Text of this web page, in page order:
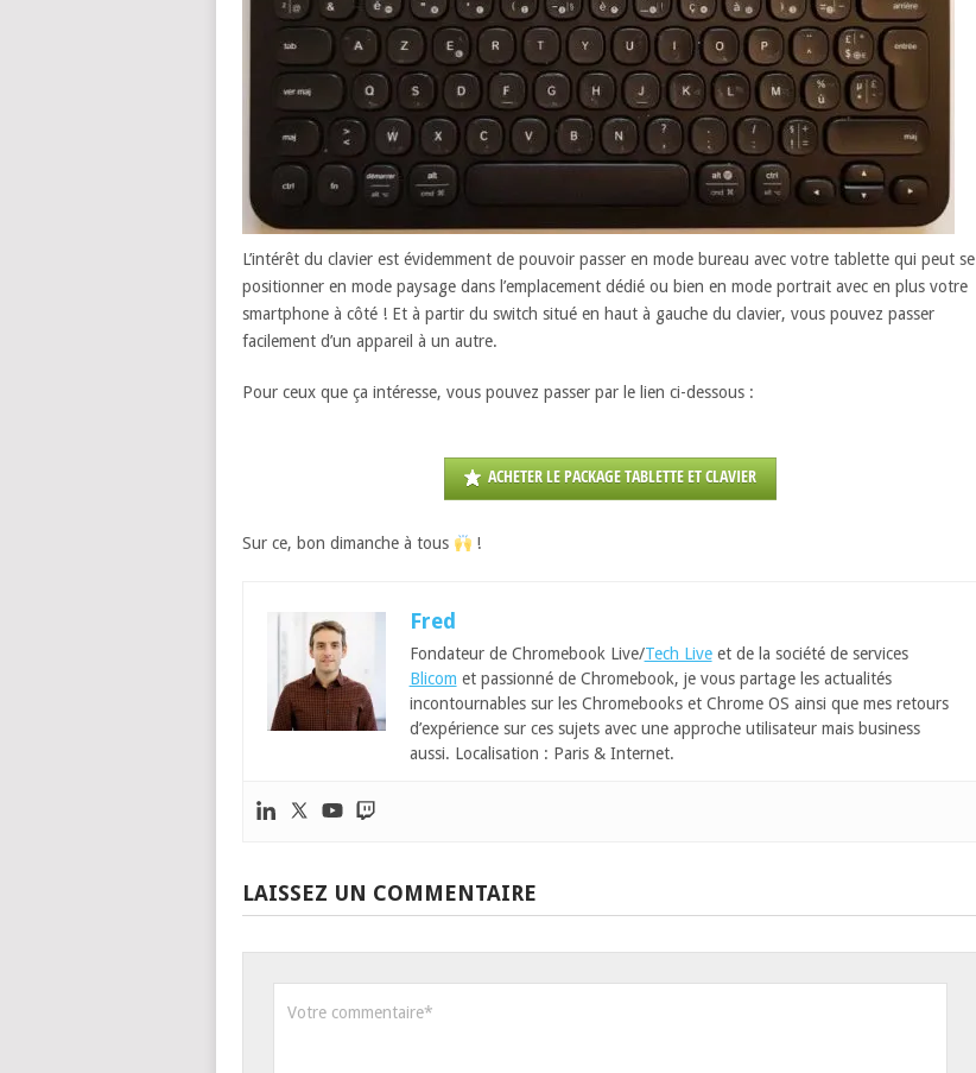
L’intérêt du clavier est évidemment de pouvoir passer en mode bureau avec votre tablette qui peut se
positionner en mode paysage dans l’emplacement dédié ou bien en mode portrait avec en plus votre
smartphone à côté ! Et à partir du switch situé en haut à gauche du clavier, vous pouvez passer
facilement d’un appareil à un autre.
Pour ceux que ça intéresse, vous pouvez passer par le lien ci-dessous :
ACHETER LE PACKAGE TABLETTE ET CLAVIER
Sur ce, bon dimanche à tous !
Fred
Fondateur de Chromebook Live/Tech Liveet de la société de services
Blicom et passionné de Chromebook, je vous partage les actualités
incontournables sur les Chromebooks et Chrome OS ainsi que mes retours
d’expérience sur ces sujets avec une approche utilisateur mais business
aussi. Localisation : Paris & Internet.
LAISSEZ UN COMMENTAIRE